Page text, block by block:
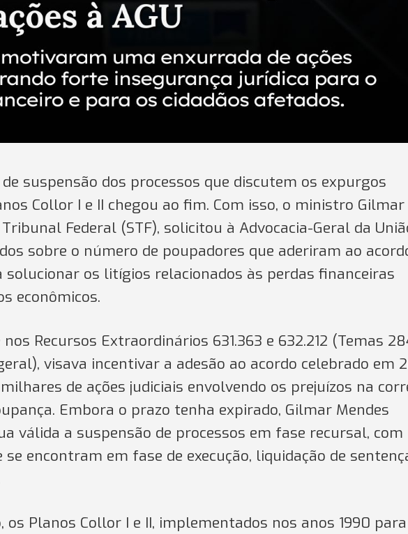
suspensão dos processos que discutem os expurgos
Collor I e II chegou ao fim. Com isso, o ministro Gilmar
Federal (STF), solicitou à Advocacia-Geral da
sobre o número de poupadores que aderiram ao
os litígios relacionados às perdas financeiras
econômicos.
Recursos Extraordinários 631.363 e 632.212 (Temas
visava incentivar a adesão ao acordo celebrado em
de ações judiciais envolvendo os prejuízos na
Embora o prazo tenha expirado, Gilmar Mendes
válida a suspensão de processos em fase recursal, com
se encontram em fase de execução, liquidação de
os Planos Collor I e II, implementados nos anos 1990 para